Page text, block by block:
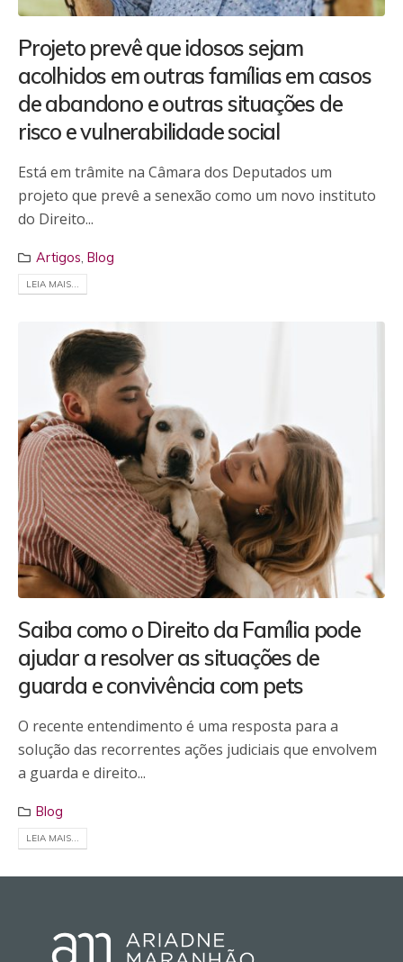
Projeto prevê que idosos sejam
acolhidos em outras famílias em casos
de abandono e outras situações de
risco e vulnerabilidade social
Está em trâmite na Câmara dos Deputados um
projeto que prevê a senexão como um novo instituto
do Direito...
Artigos,Blog
LEIA MAIS...
Saiba como o Direito da Família pode
ajudar a resolver as situações de
guarda e convivência com pets
O recente entendimento é uma resposta para a
solução das recorrentes ações judiciais que envolvem
a guarda e direito...
Blog
LEIA MAIS...